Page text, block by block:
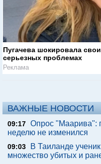
Пугачева шокировала
серьезных проблемах
Реклама
ВАЖНЫЕ НОВОСТИ
09:17 Опрос "Mаарива":
неделю не изменился
09:03
В Таиланде
множество убитых и